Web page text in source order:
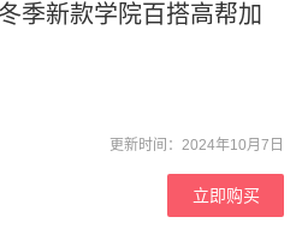
季新款学院百搭高帮加
更新时间：2024年10月7日
立即购买